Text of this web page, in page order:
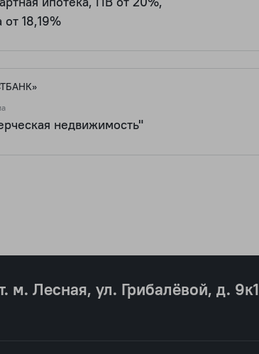
от 18,19%
недвижимость"
м. Лесная, ул. Грибалёвой, д. 9к1